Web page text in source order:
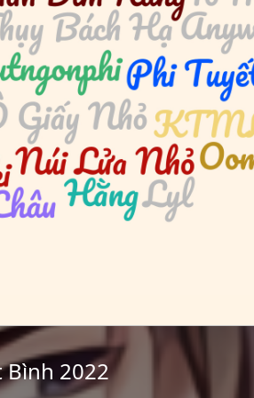
Bình 2022